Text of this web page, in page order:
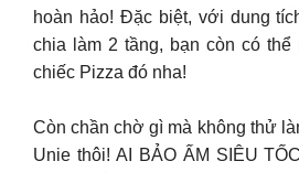
hoàn hảo! Đặc biệt, với dung
chia làm 2 tầng, bạn còn có
chiếc Pizza đó nha!
Còn chần chờ gì mà không thử
Unie thôi! AI BẢO ẤM SIÊU